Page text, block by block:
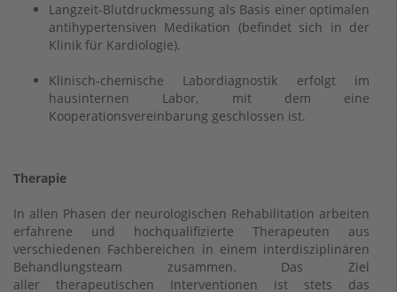
Langzeit-Blutdruckmessung als Basis einer optimalen
antihypertensiven Medikation (befindet sich in der
Klinik für Kardiologie).
Klinisch-chemische Labordiagnostik erfolgt im
hausinternen Labor, mit dem eine
Kooperationsvereinbarung geschlossen ist.
Therapie
In allen Phasen der neurologischen Rehabilitation arbeiten
erfahrene und hochqualifizierte Therapeuten aus
verschiedenen Fachbereichen in einem interdisziplinären
Behandlungsteam zusammen. Das Ziel
aller therapeutischen Interventionen ist stets das